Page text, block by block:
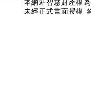
本網站智慧財產權
未經正式書面授權